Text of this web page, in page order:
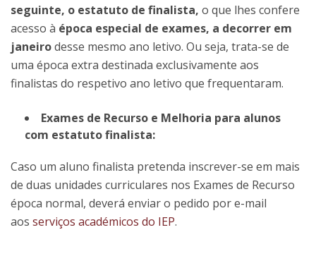
seguinte, o estatuto de finalista, o que lhes confere
acesso à época especial de exames, a decorrer em
janeirodesse mesmo ano letivo. Ou seja, trata-se de
uma época extra destinada exclusivamente aos
finalistas do respetivo ano letivo que frequentaram.
Exames de Recurso e Melhoria para alunos
com estatuto finalista:
​Caso um aluno finalista pretenda inscrever-se em mais
de duas unidades curriculares nos Exames de Recurso
época normal, deverá enviar o pedido por e-mail
aos serviços académicos do IEP.